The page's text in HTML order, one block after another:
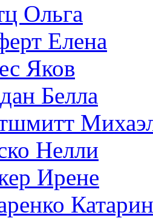
Ольга
Елена
Яков
Белла
Нелли
Ирене